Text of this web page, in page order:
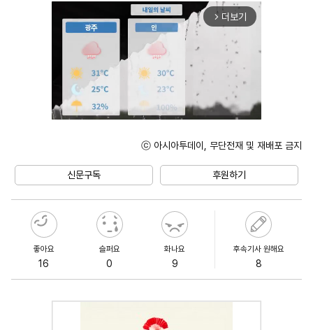
arrow_forward_ios 더보기
ⓒ 아시아투데이, 무단전재 및 재배포 금지
신문구독 후원하기
좋아요
16
슬퍼요
0
화나요
9
후속기사 원해요
8